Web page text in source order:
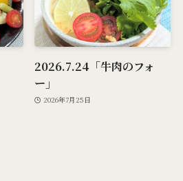
2026.7.24「牛肉のフォ
ー」
2026年7月25日